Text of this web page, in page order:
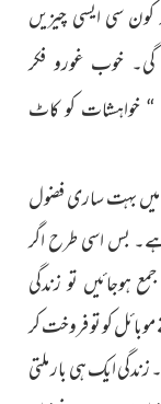
کون سی ایسی چیزیں
خوب غورو فکر
خواہشات کو کاٹ
بہت ساری فضول
ہے۔ بس اسی طرح اگر
ہوجائیں تو زندگی
کو تو فروخت کر
ایک ہی بار ملتی